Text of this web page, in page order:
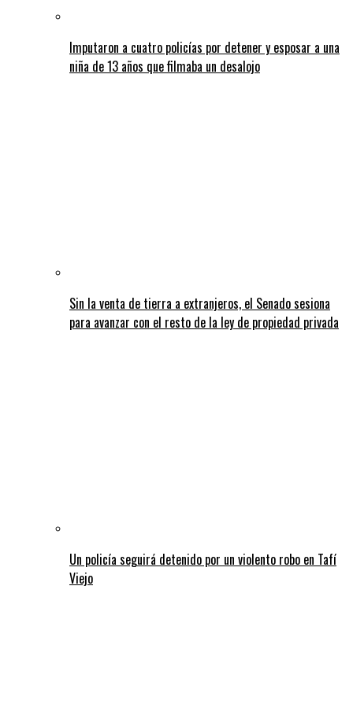
Imputaron a cuatro policías por detener y esposar a una
niña de 13 años que filmaba un desalojo
Sin la venta de tierra a extranjeros, el Senado sesiona
para avanzar con el resto de la ley de propiedad privada
Un policía seguirá detenido por un violento robo en Tafí
Viejo